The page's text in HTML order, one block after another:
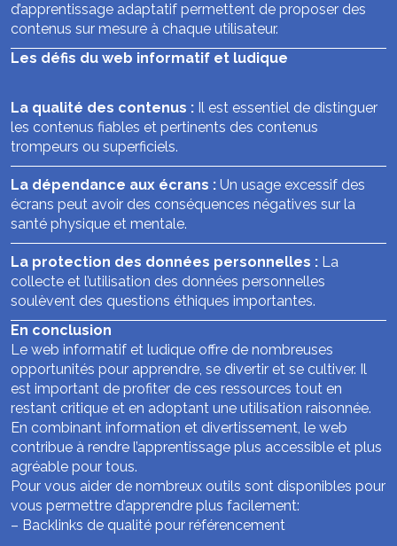
d’apprentissage adaptatif permettent de proposer des
contenus sur mesure à chaque utilisateur.
Les défis du web informatif et ludique
La qualité des contenus : Il est essentiel de distinguer
les contenus fiables et pertinents des contenus
trompeurs ou superficiels.
La dépendance aux écrans : Un usage excessif des
écrans peut avoir des conséquences négatives sur la
santé physique et mentale.
La protection des données personnelles : La
collecte et l’utilisation des données personnelles
soulèvent des questions éthiques importantes.
En conclusion
Le web informatif et ludique offre de nombreuses
opportunités pour apprendre, se divertir et se cultiver. Il
est important de profiter de ces ressources tout en
restant critique et en adoptant une utilisation raisonnée.
En combinant information et divertissement, le web
contribue à rendre l’apprentissage plus accessible et plus
agréable pour tous.
Pour vous aider de nombreux outils sont disponibles pour
vous permettre d’apprendre plus facilement:
– Backlinks de qualité pour référencement